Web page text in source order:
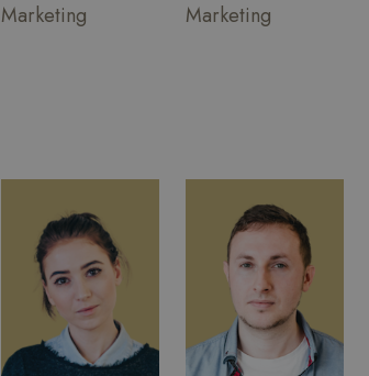
Marketing
Marketing